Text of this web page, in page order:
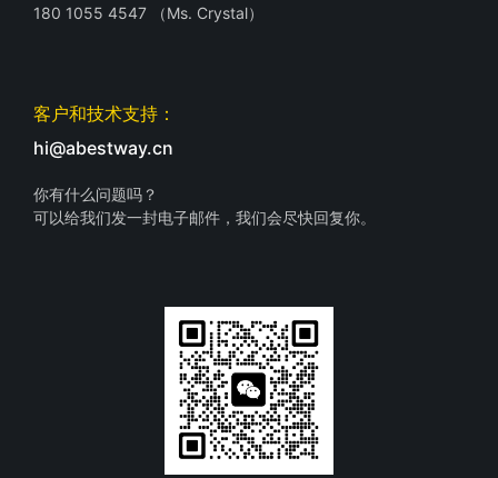
180 1055 4547 （Ms. Crystal）
客户和技术支持：
hi@abestway.cn
你有什么问题吗？
可以给我们发一封电子邮件，我们会尽快回复你。